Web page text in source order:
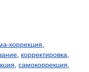
коррекция
корректировка
самокоррекция